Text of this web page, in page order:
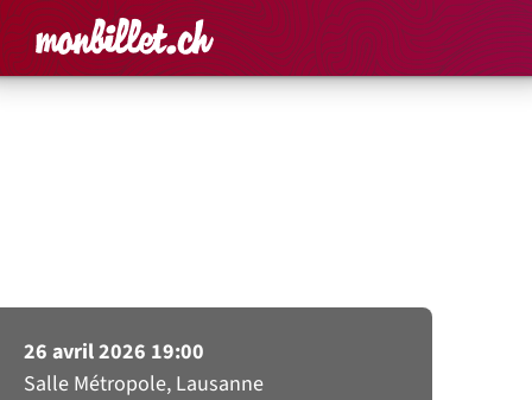
Accueil Rechercher un
Panier
26 avril 2026 19:00
Salle Métropole, Lausanne